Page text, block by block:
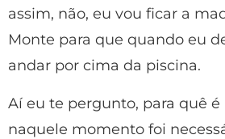
assim, não, eu vou ficar a
Monte para que quando eu
andar por cima da piscina.
Aí eu te pergunto, para quê é
naquele momento foi